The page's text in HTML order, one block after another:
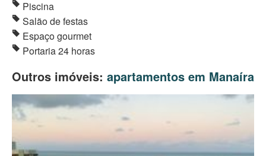
Piscina
Salão de festas
Espaço gourmet
Portaria 24 horas
Outros imóveis: apartamentos em Manaíra